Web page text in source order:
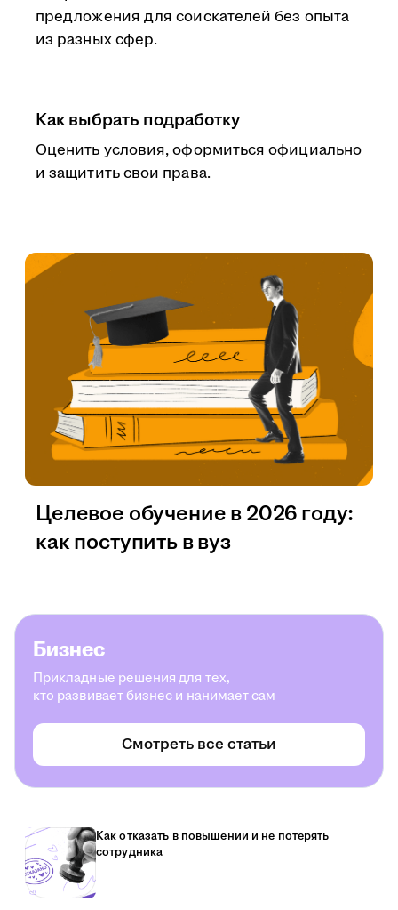
предложения для соискателей без опыта
из разных сфер.
Как выбрать подработку
Оценить условия, оформиться официально
и защитить свои права.
Целевое обучение в 2026 году:
как поступить в вуз
Бизнес
Прикладные решения для тех,
кто развивает бизнес и нанимает сам
Смотреть все статьи
Как отказать в повышении и не потерять
сотрудника